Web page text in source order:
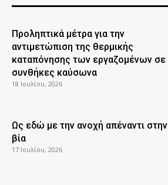
Προληπτικά μέτρα για την
αντιμετώπιση της θερμικής
καταπόνησης των εργαζομένων σε
συνθήκες καύσωνα
18 Ιουλίου, 2026
Ως εδώ με την ανοχή απέναντι στην
βία
17 Ιουλίου, 2026